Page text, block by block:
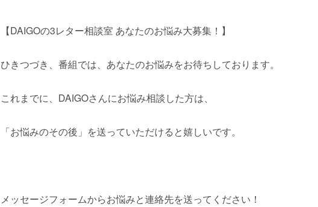
【DAIGOの3レター相談室 あなたのお悩み大募集！】
ひきつづき、番組では、あなたのお悩みをお待ちしております。
これまでに、DAIGOさんにお悩み相談した方は、
「お悩みのその後」を送っていただけると嬉しいです。
メッセージフォームからお悩みと連絡先を送ってください！